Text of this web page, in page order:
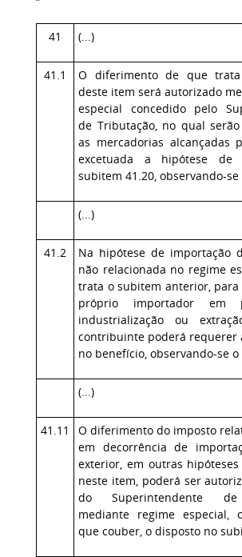
41 (...)
41.1
O diferimento de que
deste item será autorizado
especial concedido pelo
de Tributação, no qual serão
as mercadorias alcançadas
excetuada a hipótese
subitem 41.20, observando-
(...)
41.2
Na hipótese de importação
não relacionada no regime
trata o subitem anterior, para
próprio importador em
industrialização ou
contribuinte poderá requerer
no benefício, observando-se
(...)
41.11
O diferimento do imposto
em decorrência de
exterior, em outras
neste item, poderá ser
do Superintendente de
mediante regime especial,
que couber, o disposto no